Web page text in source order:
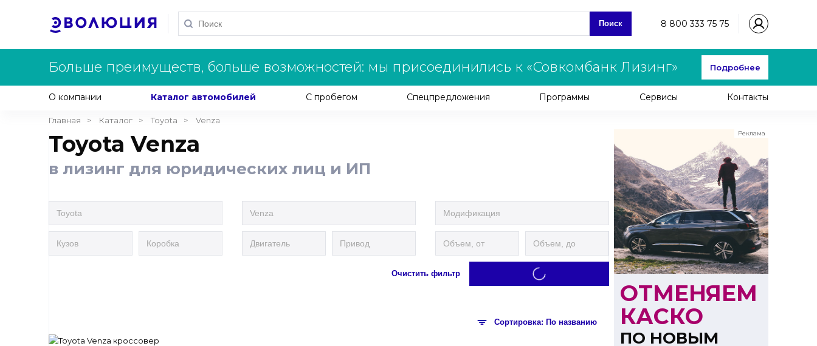
Поиск
Больше преимуществ, больше возможностей: мы присоединились к «Совкомбанк Лизинг» Подробнее
О компании Каталог автомобилей С пробегом Спецпредложения Программы Сервисы Контакты
8 800 333 75 75
Главная Каталог Toyota Venza
Toyota Venza
в лизинг для юридических лиц и ИП
Очистить фильтр
Сортировка: По названию
Реклама
ООО "ЛК Эволюция"
ИНН 9724016636
erid: nyi26TK8Sykg5SPCgA2w5MdVpLC2ggii
ОТМЕНЯЕМ
КАСКО
ПО НОВЫМ